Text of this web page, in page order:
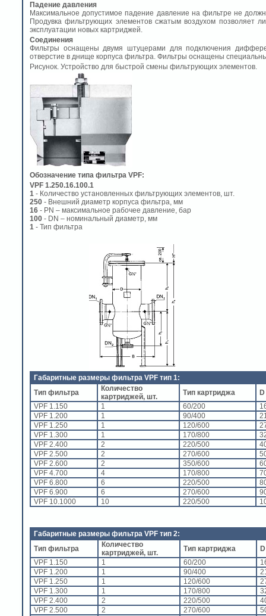
Падение давления
Максимальное допустимое падение давление на фильтре не
Продувка фильтрующих элементов сжатым воздухом позволяет
эксплуатации новых картриджей.
Соединения
Фильтры оснащены двумя штуцерами для подключения
отверстие в днище корпуса фильтра. Фильтры оснащены
Рисунок. Устройство для быстрой смены фильтрующих элементов.
Обозначение типа фильтра VPF:
VPF 1.250.16.100.1
1 - Количество установленных фильтрующих элементов, шт.
250 - Внешний диаметр корпуса фильтра, мм
16 - PN – максимальное рабочее давление, бар
100 - DN – номинальный диаметр, мм
1 - Тип фильтра
Габаритные размеры фильтра VPF тип 1:
Тип фильтра
Количество
картриджей, шт.
Тип картриджа
VPF 1.150
1 60/200
VPF 1.200
1 90/400
VPF 1.250
1 120/600
VPF 1.300
1 170/800
VPF 2.400
2 220/500
VPF 2.500
2 270/600
VPF 2.600
2 350/600
VPF 4.700
4 170/800
VPF 6.800
6 220/500
VPF 6.900
6 270/600
VPF 10.1000
10 220/500
Габаритные размеры фильтра VPF тип 2:
Тип фильтра
Количество
картриджей, шт.
Тип картриджа
VPF 1.150
1 60/200
VPF 1.200
1 90/400
VPF 1.250
1 120/600
VPF 1.300
1 170/800
VPF 2.400
2 220/500
VPF 2.500
2 270/600